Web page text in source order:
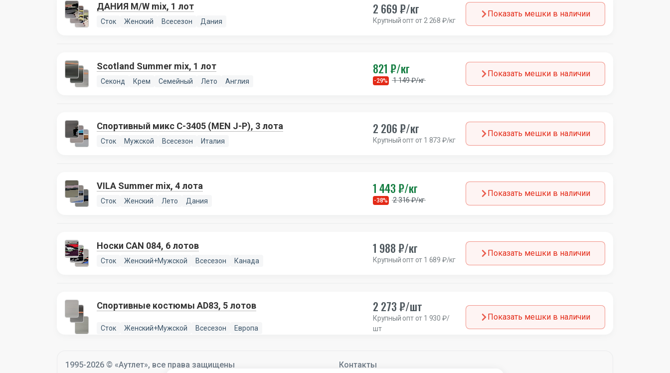
ДАНИЯ M/W mix, 1 лот
Сток Женский Всесезон Дания
2 669 ₽/кг
Крупный опт от 2 268 ₽/кг
Показать мешки в наличии
Scotland Summer mix, 1 лот
Секонд Крем Семейный Лето Англия
821 ₽/кг
-29% 1 149 ₽/кг
Показать мешки в наличии
Спортивный микс C-3405 (MEN J-P), 3 лота
Сток Мужской Всесезон Италия
2 206 ₽/кг
Крупный опт от 1 873 ₽/кг
Показать мешки в наличии
VILA Summer mix, 4 лота
Сток Женский Лето Дания
1 443 ₽/кг
-38% 2 316 ₽/кг
Показать мешки в наличии
Носки CAN 084, 6 лотов
Сток Женский+Мужской Всесезон Канада
1 988 ₽/кг
Крупный опт от 1 689 ₽/кг
Показать мешки в наличии
Спортивные костюмы AD83, 5 лотов
Сток Женский+Мужской Всесезон Европа
2 273 ₽/шт
Крупный опт от 1 930 ₽/
шт
Показать мешки в наличии
1995-2026 © «Аутлет», все права защищены
Контакты